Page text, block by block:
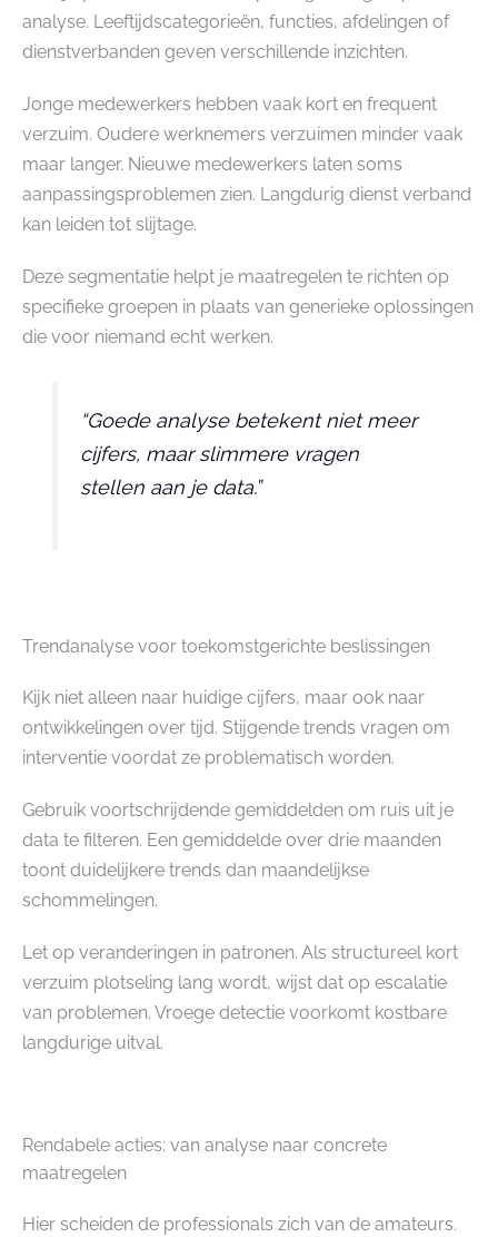
analyse. Leeftijdscategorieën, functies, afdelingen of
dienstverbanden geven verschillende inzichten.
Jonge medewerkers hebben vaak kort en frequent
verzuim. Oudere werknemers verzuimen minder vaak
maar langer. Nieuwe medewerkers laten soms
aanpassingsproblemen zien. Langdurig dienst verband
kan leiden tot slijtage.
Deze segmentatie helpt je maatregelen te richten op
specifieke groepen in plaats van generieke oplossingen
die voor niemand echt werken.
“Goede analyse betekent niet meer
cijfers, maar slimmere vragen
stellen aan je data.”
Trendanalyse voor toekomstgerichte beslissingen
Kijk niet alleen naar huidige cijfers, maar ook naar
ontwikkelingen over tijd. Stijgende trends vragen om
interventie voordat ze problematisch worden.
Gebruik voortschrijdende gemiddelden om ruis uit je
data te filteren. Een gemiddelde over drie maanden
toont duidelijkere trends dan maandelijkse
schommelingen.
Let op veranderingen in patronen. Als structureel kort
verzuim plotseling lang wordt, wijst dat op escalatie
van problemen. Vroege detectie voorkomt kostbare
langdurige uitval.
Rendabele acties: van analyse naar concrete
maatregelen
Hier scheiden de professionals zich van de amateurs.